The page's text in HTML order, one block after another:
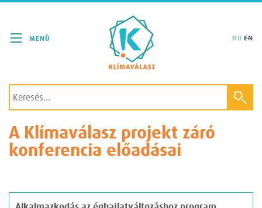
HU EN
A Klímaválasz projekt záró
konferencia előadásai